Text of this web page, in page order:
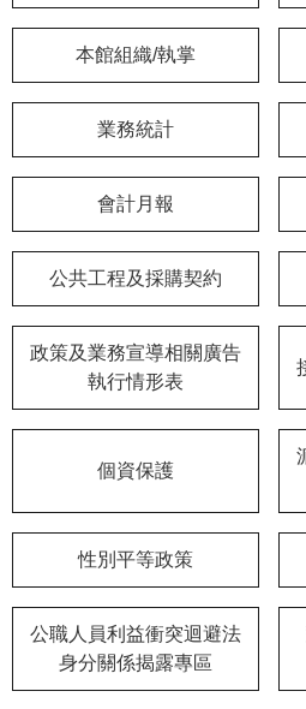
探
認
們
民
務
平
區
善
措
施
本館組織/執掌
業務統計
會計月報
公共工程及採購契約
政策及業務宣導相關廣告
執行情形表
個資保護
性別平等政策
公職人員利益衝突迴避法
身分關係揭露專區